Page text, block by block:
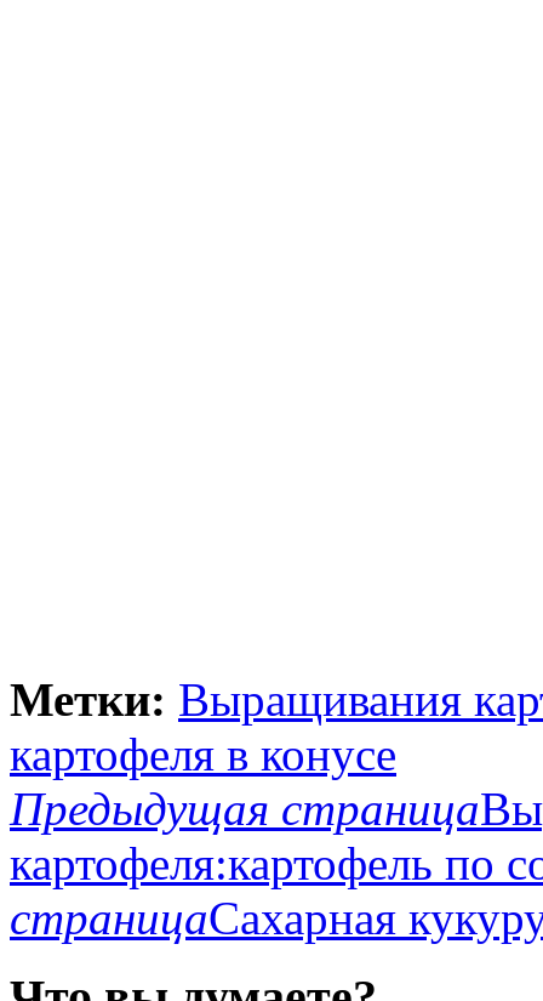
Метки: Выращивания
картофеля в конусе
Предыдущая страница
картофеля:картофель по
страницаСахарная